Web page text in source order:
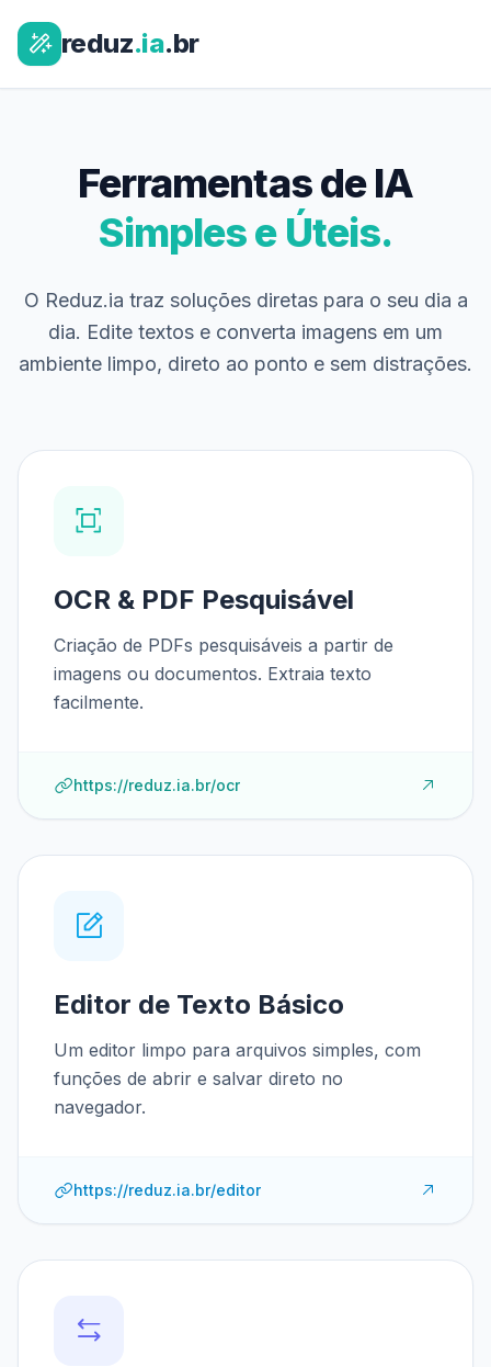
reduz.ia.br
Ferramentas de IA
Simples e Úteis.
O Reduz.ia traz soluções diretas para o seu dia a
dia. Edite textos e converta imagens em um
ambiente limpo, direto ao ponto e sem distrações.
OCR & PDF Pesquisável
Criação de PDFs pesquisáveis a partir de
imagens ou documentos. Extraia texto
facilmente.
https://reduz.ia.br/ocr
Editor de Texto Básico
Um editor limpo para arquivos simples, com
funções de abrir e salvar direto no
navegador.
https://reduz.ia.br/editor